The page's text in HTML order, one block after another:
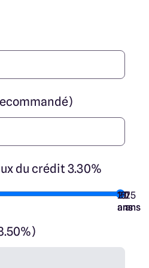
du crédit 3.30%
7
ans
10
ans
15
ans
20
ans
25
ans